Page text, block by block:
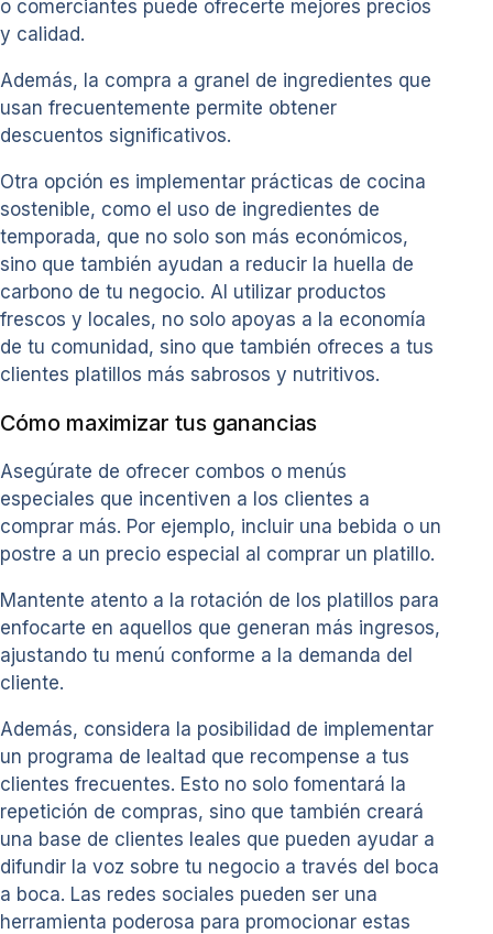
o comerciantes puede ofrecerte mejores precios
y calidad.
Además, la compra a granel de ingredientes que
usan frecuentemente permite obtener
descuentos significativos.
Otra opción es implementar prácticas de cocina
sostenible, como el uso de ingredientes de
temporada, que no solo son más económicos,
sino que también ayudan a reducir la huella de
carbono de tu negocio. Al utilizar productos
frescos y locales, no solo apoyas a la economía
de tu comunidad, sino que también ofreces a tus
clientes platillos más sabrosos y nutritivos.
Cómo maximizar tus ganancias
Asegúrate de ofrecer combos o menús
especiales que incentiven a los clientes a
comprar más. Por ejemplo, incluir una bebida o un
postre a un precio especial al comprar un platillo.
Mantente atento a la rotación de los platillos para
enfocarte en aquellos que generan más ingresos,
ajustando tu menú conforme a la demanda del
cliente.
Además, considera la posibilidad de implementar
un programa de lealtad que recompense a tus
clientes frecuentes. Esto no solo fomentará la
repetición de compras, sino que también creará
una base de clientes leales que pueden ayudar a
difundir la voz sobre tu negocio a través del boca
a boca. Las redes sociales pueden ser una
herramienta poderosa para promocionar estas